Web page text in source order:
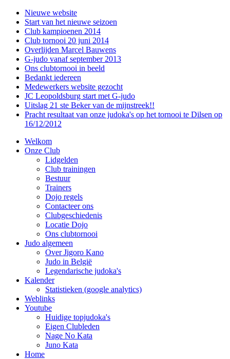
Nieuwe website
Start van het nieuwe seizoen
Club kampioenen 2014
Club tornooi 20 juni 2014
Overlijden Marcel Bauwens
G-judo vanaf september 2013
Ons clubtornooi in beeld
Bedankt iedereen
Medewerkers website gezocht
JC Leopoldsburg start met G-judo
Uitslag 21 ste Beker van de mijnstreek!!
Pracht resultaat van onze judoka's op het tornooi te Dilsen op
16/12/2012
Welkom
Onze Club
Lidgelden
Club trainingen
Bestuur
Trainers
Dojo regels
Contacteer ons
Clubgeschiedenis
Locatie Dojo
Ons clubtornooi
Judo algemeen
Over Jigoro Kano
Judo in België
Legendarische judoka's
Kalender
Statistieken (google analytics)
Weblinks
Youtube
Huidige topjudoka's
Eigen Clubleden
Nage No Kata
Juno Kata
Home